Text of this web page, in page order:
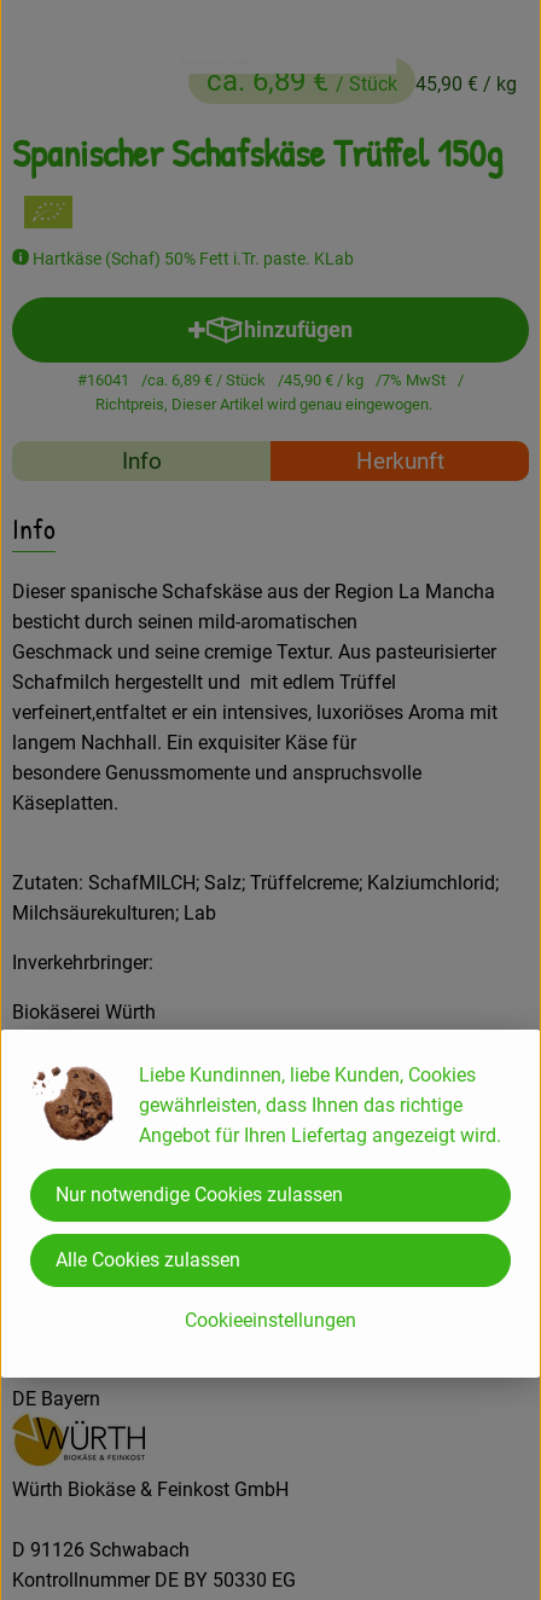
Gratis Ökokiste im Wert von 25 Euro
Veranstaltungen
Amperhof-Blog
Entdecken
Spanischer Schafskäse Trüffel 150g
Hartkäse (Schaf) 50% Fett i.Tr. paste. KLab
ca. 6,89 €/ Stück 45,90 € / kg
hinzufügen
Produkt zum Warenkorb
#16041 ca. 6,89 € / Stück 45,90 € / kg
7% MwSt
Richtpreis, Dieser Artikel wird genau eingewogen.
Rezepte
Info Herkunft
Info
Dieser spanische Schafskäse aus der Region La Mancha
besticht durch seinen mild-aromatischen
Geschmack und seine cremige Textur. Aus pasteurisierter
Schafmilch hergestellt und mit edlem Trüffel
verfeinert,entfaltet er ein intensives, luxoriöses Aroma mit
langem Nachhall. Ein exquisiter Käse für
besondere Genussmomente und anspruchsvolle
Käseplatten.
Zutaten: SchafMILCH; Salz; Trüffelcreme; Kalziumchlorid;
Milchsäurekulturen; Lab
Inverkehrbringer:
Biokäserei Würth
91126 Schwabach
Produktinformationen
Herkunft
Hersteller: Würth Biokäse & Feinkost GmbH
DE Bayern
Würth Biokäse & Feinkost GmbH
D 91126 Schwabach
Kontrollnummer DE BY 50330 EG
Liebe Kundinnen, liebe Kunden, Cookies
gewährleisten, dass Ihnen das richtige
Angebot für Ihren Liefertag angezeigt wird.
Cookieeinstellungen
Nur notwendige Cookies zulassen
Alle Cookies zulassen